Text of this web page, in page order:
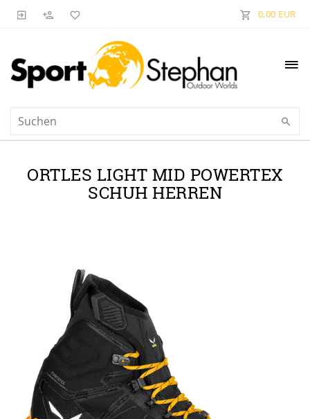
0,00 EUR
ORTLES LIGHT MID POWERTEX
SCHUH HERREN